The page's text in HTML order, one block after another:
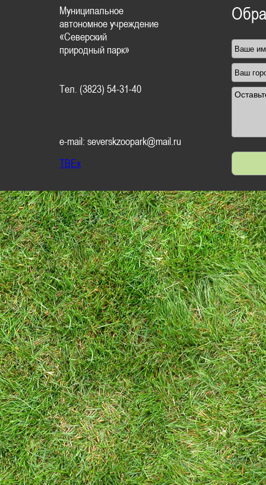
Муниципальное
автономное учреждение
«Северский
природный парк»
Тел. (3823) 54-31-40
e-mail: severskzoopark@mail.ru
TBEx